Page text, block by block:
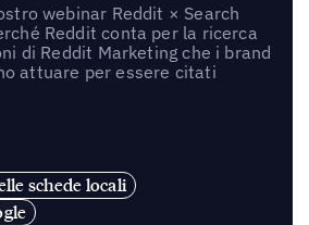
webinar Reddit × Search
Reddit conta per la ricerca
di Reddit Marketing che i brand
attuare per essere citati
schede locali